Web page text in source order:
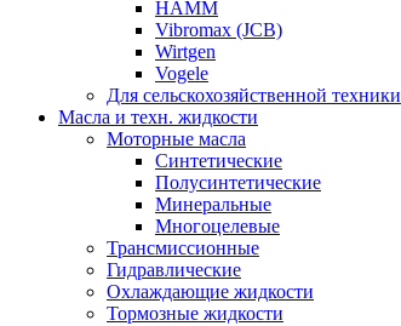
HAMM
Vibromax (JCB)
Wirtgen
Vogele
Для сельскохозяйственной техники
Масла и техн. жидкости
Моторные масла
Синтетические
Полусинтетические
Минеральные
Многоцелевые
Трансмиссионные
Гидравлические
Охлаждающие жидкости
Тормозные жидкости